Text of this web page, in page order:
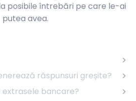
posibile întrebări pe care le-ai
putea avea.
răspunsuri greșite?
extrasele bancare?